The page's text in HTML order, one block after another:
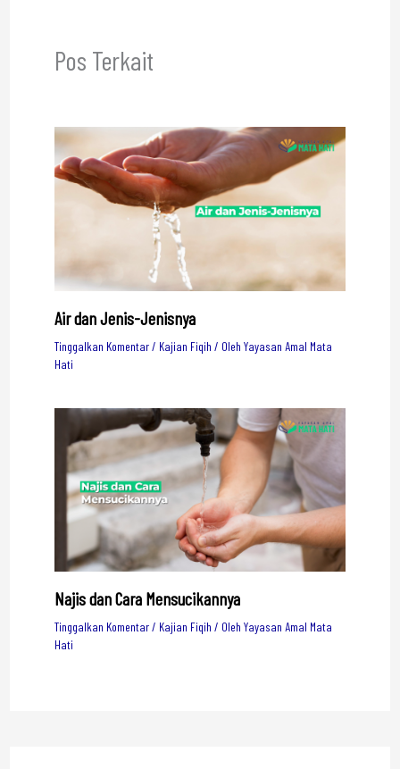
Pos Terkait
Air dan Jenis-Jenisnya
Tinggalkan Komentar/ Kajian Fiqih / Oleh Yayasan Amal Mata
Hati
Najis dan Cara Mensucikannya
Tinggalkan Komentar/ Kajian Fiqih / Oleh Yayasan Amal Mata
Hati